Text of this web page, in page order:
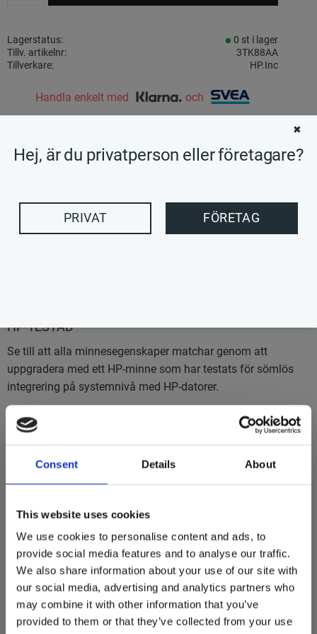
Consent Details About
This website uses cookies
We use cookies to personalise content and ads, to
provide social media features and to analyse our traffic.
We also share information about your use of our site with
our social media, advertising and analytics partners who
may combine it with other information that you’ve
provided to them or that they’ve collected from your use
Lagerstatus
0 st i lager
Tillv. artikelnr
3TK88AA
Tillverkare
HP.Inc
Handla enkelt med och
FLEXIBEL, SNABB SKALBARHET
HP-TESTAD
Se till att alla minnesegenskaper matchar genom att
uppgradera med ett HP-minne som har testats för sömlös
integrering på systemnivå med HP-datorer.
STÖDS AV HP
support i världsklass från HP som din PC.
Teknisk specifikation
Produktbeskrivning
HP - DDR4 - 8 GB - SO DIMM 260-pin - ej
buffrad
Typ av produkt
RAM-minne
Kapacitet
8 GB
Hej, är du privatperson eller företagare?
PRIVAT FÖRETAG
✖